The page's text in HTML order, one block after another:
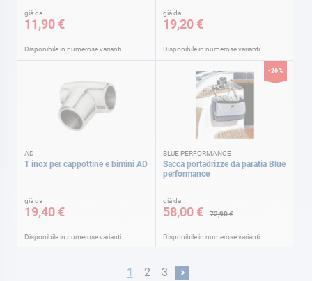
già da
11,90 €
Disponibile in numerose varianti
già da
19,20 €
Disponibile in numerose varianti
AD
T inox per cappottine e bimini AD
già da
19,40 €
Disponibile in numerose varianti
-20%
BLUE PERFORMANCE
Sacca portadrizze da paratia Blue
performance
già da
58,00 € 72,90 €
Disponibile in numerose varianti
Pagina
Attualmente stai leggendo la pagina
1 Pagina
2 Pagina
3 Pagina
Prossimo